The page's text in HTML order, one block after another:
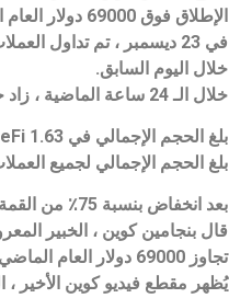
الإطلاق فوق 69000 دولار العام الماضي.
خلال اليوم السابق.
خلال الـ 24 ساعة الماضية ، زاد حجم سوق التشفير بالكامل بنسبة 12.46٪ إلى 28.94 مليار دولار.
بلغ الحجم الإجمالي في DeFi 1.63 مليار دولار ، وهو ما يمثل 5.64٪ من إجمالي حجم التداول على مدار 24 ساعة في سوق التشفير.
بلغ الحجم الإجمالي لجميع العملات المستقرة 26.33 مليار دولار ، وهو ما يمثل 90.97 ٪ من إجمالي حجم
بعد انخفاض بنسبة 75٪ من القمة ، استنفدت الدببة BTC
تجاوز 69000 دولار العام الماضي.